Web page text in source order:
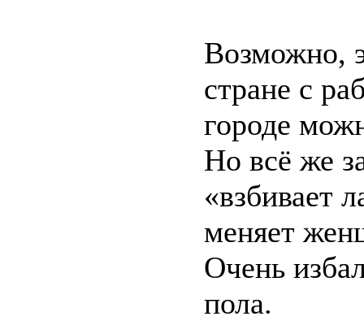
Возможно,
стране с
городе
Но всё же
«взбивает
меняет
Очень
пола.